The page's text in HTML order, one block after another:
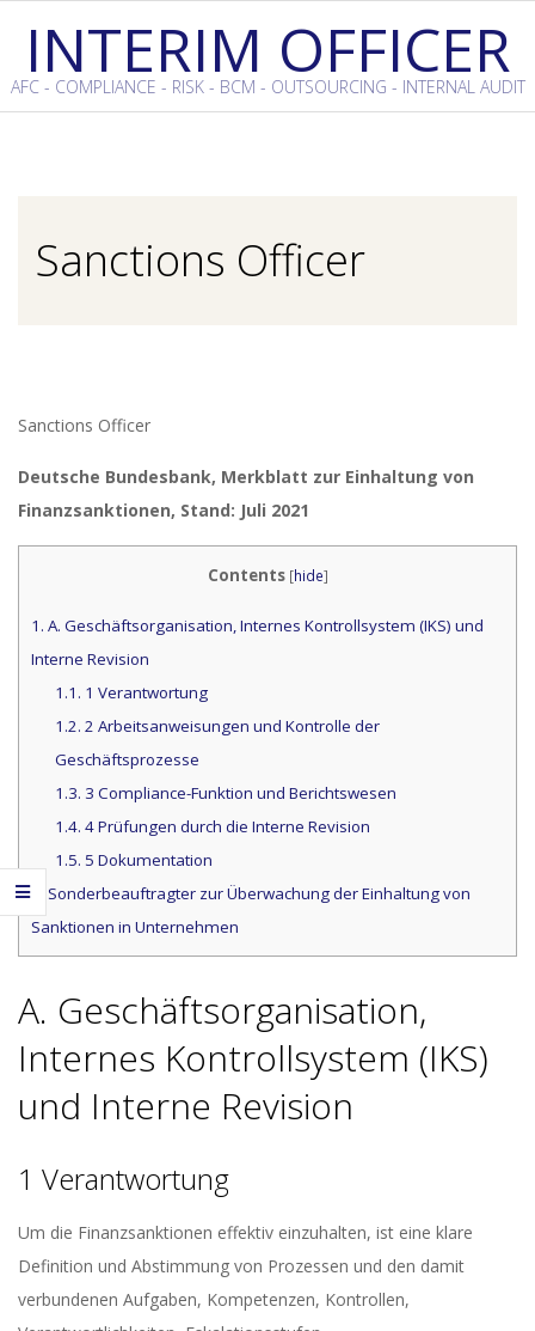
contentINTERIM OFFICER
AFC - COMPLIANCE - RISK - BCM - OUTSOURCING - INTERNAL AUDIT
Sanctions Officer
Sanctions Officer
Deutsche Bundesbank, Merkblatt zur Einhaltung von
Finanzsanktionen, Stand: Juli 2021
Contents [hide]
1. A. Geschäftsorganisation, Internes Kontrollsystem (IKS) und
Interne Revision
1.1. 1 Verantwortung
1.2. 2 Arbeitsanweisungen und Kontrolle der
Geschäftsprozesse
1.3. 3 Compliance-Funktion und Berichtswesen
1.4. 4 Prüfungen durch die Interne Revision
1.5. 5 Dokumentation
Sonderbeauftragter zur Überwachung der Einhaltung von
Sanktionen in Unternehmen
A. Geschäftsorganisation,
Internes Kontrollsystem (IKS)
und Interne Revision
1 Verantwortung
Um die Finanzsanktionen effektiv einzuhalten, ist eine klare
Definition und Abstimmung von Prozessen und den damit
verbundenen Aufgaben, Kompetenzen, Kontrollen,